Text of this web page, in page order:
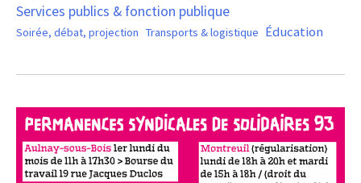
Services publics & fonction publique
Soirée, débat, projection Transports & logistique Éducation